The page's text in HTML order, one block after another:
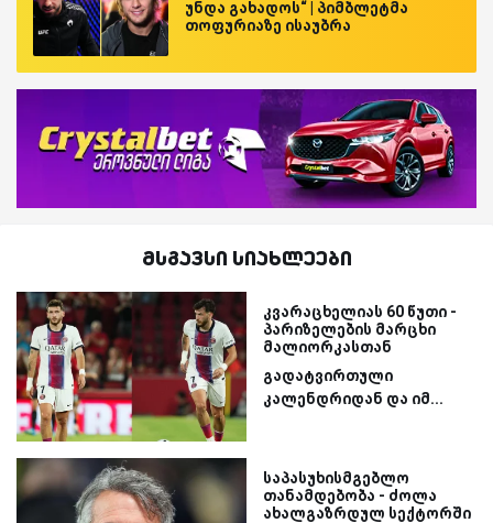
უნდა გახადოს“ | პიმბლეტმა
თოფურიაზე ისაუბრა
მსგავსი სიახლეები
კვარაცხელიას 60 წუთი -
პარიზელების მარცხი
მალიორკასთან
გადატვირთული
კალენდრიდან და იმ...
საპასუხისმგებლო
თანამდებობა - ძოლა
ახალგაზრდულ სექტორში